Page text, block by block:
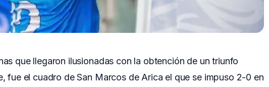
que llegaron ilusionadas con la obtención de un triunfo
fue el cuadro de San Marcos de Arica el que se impuso 2-0 en